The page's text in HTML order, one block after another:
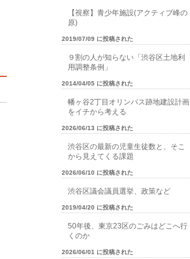
【視察】青少年施設(アクティブ峰の
原)
2019/07/09 に投稿された
９割の人が知らない「渋谷区土地利
用調整条例」
2014/04/05 に投稿された
幡ヶ谷2丁目オリンパス跡地建設計画
をイチから考える
2026/06/13 に投稿された
渋谷区の最新の児童生徒数と、そこ
から見えてくる課題
2026/06/10 に投稿された
渋谷区議会議員選挙、政策など
2019/04/20 に投稿された
50年後、東京23区のごみはどこへ行
くのか
2026/06/01 に投稿された